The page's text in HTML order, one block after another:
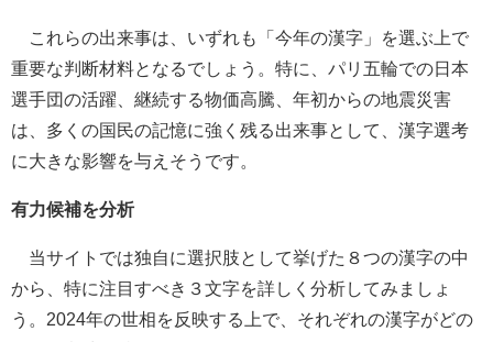
これらの出来事は、いずれも「今年の漢字」を選ぶ上で
重要な判断材料となるでしょう。特に、パリ五輪での日本
選手団の活躍、継続する物価高騰、年初からの地震災害
は、多くの国民の記憶に強く残る出来事として、漢字選考
に大きな影響を与えそうです。
有力候補を分析
当サイトでは独自に選択肢として挙げた８つの漢字の中
から、特に注目すべき３文字を詳しく分析してみましょ
う。2024年の世相を反映する上で、それぞれの漢字がどの